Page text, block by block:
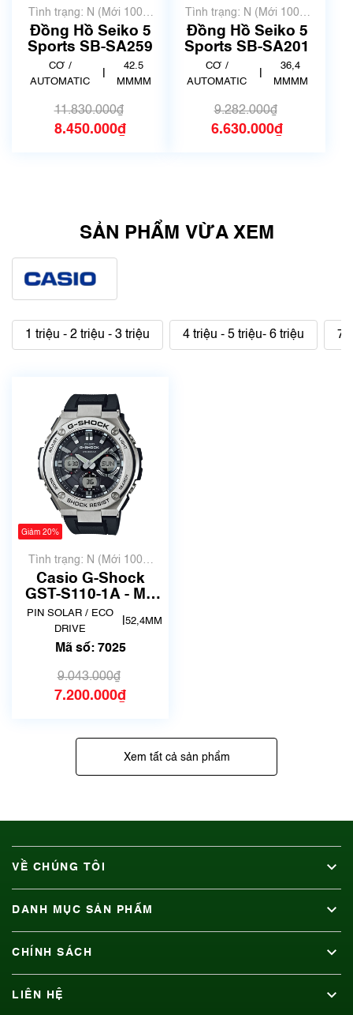
Tình trạng: N (Mới 100%
chưa qua sử dụng)
Đồng Hồ Seiko 5
Sports SB-SA259
CƠ /
AUTOMATIC
42.5
MMMM
11.830.000₫
8.450.000₫
Tình trạng: N (Mới 100%
chưa qua sử dụng)
Đồng Hồ Seiko 5
Sports SB-SA201
CƠ /
AUTOMATIC
36,4
MMMM
9.282.000₫
6.630.000₫
SẢN PHẨM VỪA XEM
1 triệu - 2 triệu - 3 triệu 4 triệu - 5 triệu- 6 triệu 7
Giảm 20%
Tình trạng: N (Mới 100%
chưa qua sử dụng)
Casio G-Shock
GST-S110-1A - MS
7025
PIN SOLAR / ECO
DRIVE
52,4MM
Mã số: 7025
9.043.000₫
7.200.000₫
Xem tất cả sản phẩm
VỀ CHÚNG TÔI
DANH MỤC SẢN PHẨM
CHÍNH SÁCH
LIÊN HỆ